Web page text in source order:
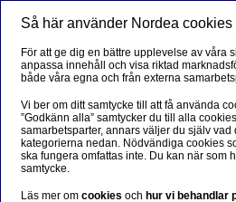
Så här använder Nordea cookies
För att ge dig en bättre upplevelse av våra
anpassa innehåll och visa riktad
både våra egna och från externa
Vi ber om ditt samtycke till att få använda
”Godkänn alla” samtycker du till alla
samarbetsparter, annars väljer du själv
kategorierna nedan. Nödvändiga cookies
ska fungera omfattas inte. Du kan när som
samtycke.
Läs mer omcookiesoch hur vi behandlar